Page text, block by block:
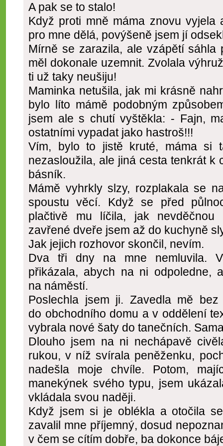
A pak se to stalo!
Když proti mně máma znovu vyjela
pro mne dělá, povýšeně jsem jí
Mírně se zarazila, ale vzápětí sáhla
měl dokonale uzemnit. Zvolala
ti už taky neušiju!
Maminka netušila, jak mi krásně
bylo líto mámě podobným
jsem ale s chutí vyštěkla: - Fajn,
ostatními vypadat jako hastroš!!!
Vím, bylo to jistě kruté, máma si
nezasloužila, ale jiná cesta tenkrát k
básník.
Mámě vyhrkly slzy, rozplakala se
spoustu věcí. Když se před
plačtivě mu líčila, jak
zavřené dveře jsem až do kuchyně
Jak jejich rozhovor skončil, nevím.
Dva tři dny na mne nemluvila.
přikázala, abych na ni odpoledne,
na náměstí.
Poslechla jsem ji. Zavedla mě bez
do obchodního domu a v oddělení
vybrala nové šaty do tanečních.
Dlouho jsem na ni nechápavě
rukou, v níž svírala peněženku,
nadešla moje chvíle. Potom,
manekýnek svého typu, jsem
vkládala svou naději.
Když jsem si je oblékla a otočila
zavalil mne příjemný, dosud
v čem se cítím dobře, ba dokonce